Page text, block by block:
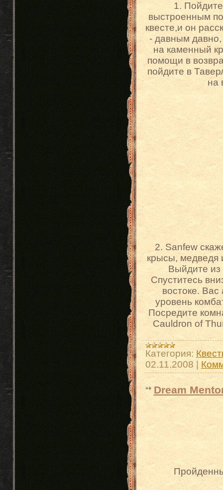
1.
выстроенным по
квесте,и он
- давным давно,
на каменный
помощи в
пойдите в
на
2. Sanfew
крысы, медведя
Выйдите из
Спуститесь
востоке. Вас
уровень
Посредите
Cauldron of
Категория:
02.11.2008
Dream